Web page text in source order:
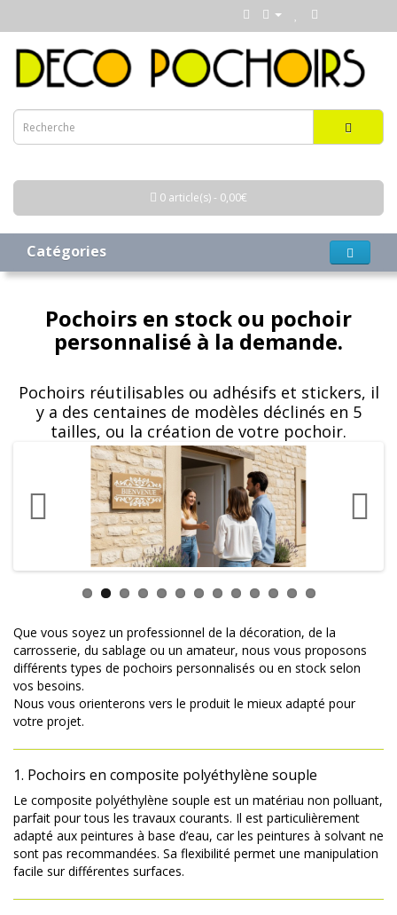
0 article(s) - 0,00€
Catégories
Pochoirs en stock ou pochoir
personnalisé à la demande.
Pochoirs réutilisables ou adhésifs et stickers, il
y a des centaines de modèles déclinés en 5
tailles, ou la création de votre pochoir.
Que vous soyez un professionnel de la décoration, de la
carrosserie, du sablage ou un amateur, nous vous proposons
différents types de pochoirs personnalisés ou en stock selon
vos besoins.
Nous vous orienterons vers le produit le mieux adapté pour
votre projet.
1. Pochoirs en composite polyéthylène souple
Le composite polyéthylène souple est un matériau non polluant,
parfait pour tous les travaux courants. Il est particulièrement
adapté aux peintures à base d’eau, car les peintures à solvant ne
sont pas recommandées. Sa flexibilité permet une manipulation
facile sur différentes surfaces.